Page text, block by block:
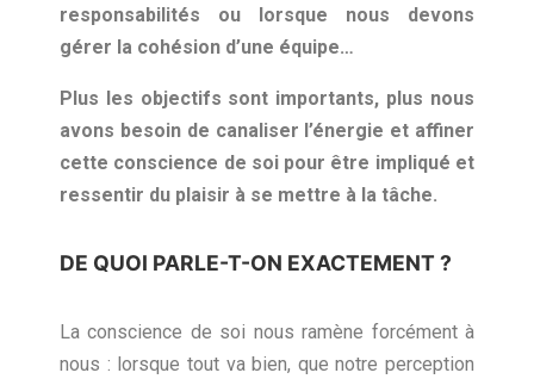
responsabilités ou lorsque nous devons
gérer la cohésion d’une équipe…
Plus les objectifs sont importants, plus nous
avons besoin de canaliser l’énergie et affiner
cette conscience de soi pour être impliqué et
ressentir du plaisir à se mettre à la tâche.
DE QUOI PARLE-T-ON EXACTEMENT ?
La conscience de soi nous ramène forcément à
nous : lorsque tout va bien, que notre perception